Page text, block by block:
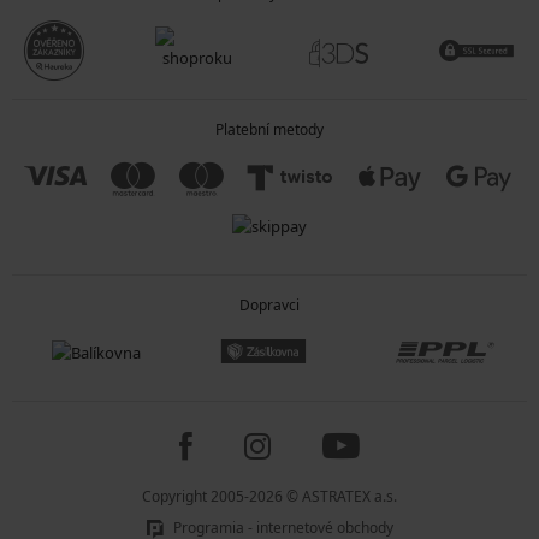
Materiál s charakteristickou plastickou strukturou
připomínající vafli. Vaflové župany jsou lehké, dobře prodyšné a
oblíbené zejména v létě nebo ve wellness prostředí.
vás nejvíce zahřeje dámský župan z froté, mikroplyše, flanelu a
prochladnutí.
Ve vyšších teplotách
to chce lehký a tenký materiál, takže sáhněte po
viskóze, saténu a mikrovláknu. Letní župan vás má příjemně pohladit po
vašem vkusu. V nabídce najdete župany v
růžové,černé,šedé
Platební metody
Dopravci
Copyright 2005-2026 © ASTRATEX a.s.
Programia - internetové obchody